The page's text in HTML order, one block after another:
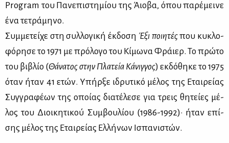
Program του Πα­νε­πι­στη­μί­ου της Άιο­βα, όπου πα­ρέ­μει­νε
ένα τε­τρά­μη­νο.
Συμ­με­τεί­χε στη συλ­λο­γι­κή έκ­δο­ση Έξι ποι­η­τέςπου κυ­κλο­
φό­ρη­σε το 1971 με πρό­λο­γο του Κί­μω­να Φράιερ. Το πρώ­το
του βι­βλίο (Θά­να­τος στην Πλα­τεία Κά­νιγ­γος) εκ­δό­θη­κε το 1975
όταν ήταν 41 ετών. Υπήρ­ξε ιδρυ­τι­κό μέ­λος της Εται­ρεί­ας
Συγ­γρα­φέ­ων της οποί­ας δια­τέ­λε­σε για τρεις θη­τεί­ες μέ­
λος του Διοι­κη­τι­κού Συμ­βου­λί­ου (1986-1992)· ήταν επί­
σης μέ­λος της Εται­ρεί­ας Ελ­λή­νων Ισπα­νι­στών.